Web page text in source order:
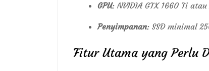
GPU: NVIDIA GTX 1660 Ti
Penyimpanan: SSD minimal
Fitur Utama yang Perlu